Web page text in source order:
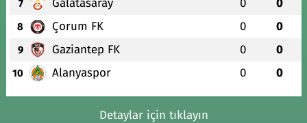
7 Galatasaray 0 0
8 Çorum FK 0 0
9 Gaziantep FK 0 0
10 Alanyaspor 0 0
Detaylar için tıklayın